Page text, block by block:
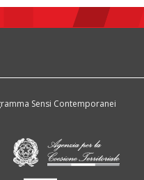
Sensi Contemporanei